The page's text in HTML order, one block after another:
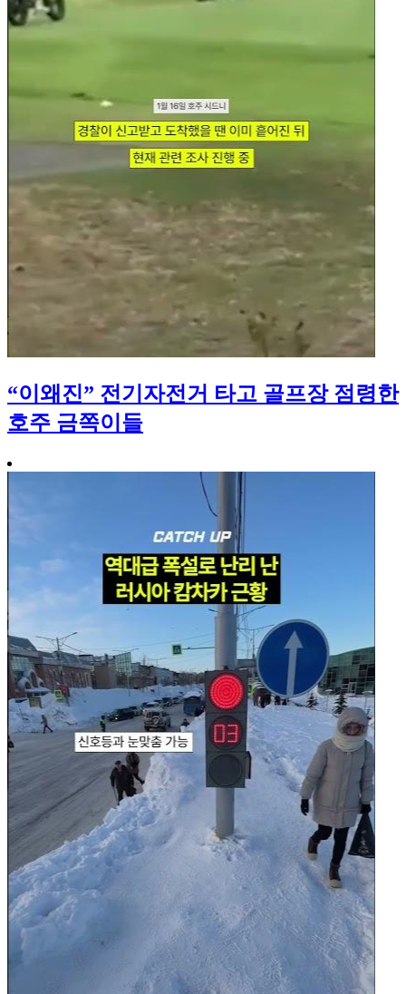
“이왜진” 전기자전거 타고 골프장 점령한
호주 금쪽이들